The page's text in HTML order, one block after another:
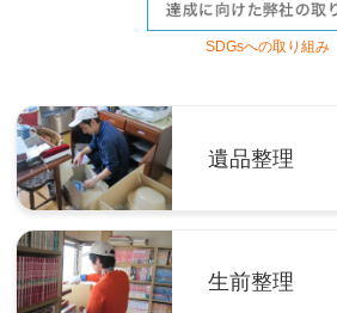
SDGsへの取り組み
遺品整理
生前整理